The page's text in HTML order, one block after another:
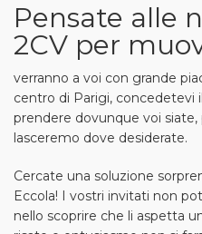
Pensate alle
2CV per
verranno a voi con grande
centro di Parigi, concedetevi
prendere dovunque voi
lasceremo dove desiderate.
Cercate una soluzione
Eccola! I vostri invitati non
nello scoprire che li aspetta